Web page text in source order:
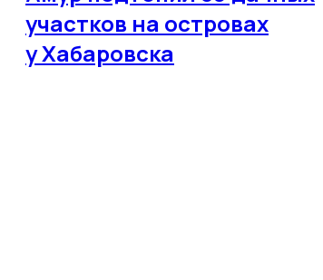
участков на островах
у Хабаровска